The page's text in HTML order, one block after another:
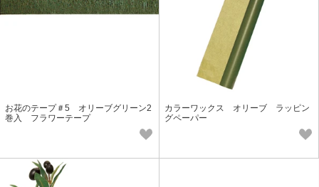
お花のテープ＃5 オリーブグリーン2
巻入 フラワーテープ
カラーワックス オリーブ ラッピン
グペーパー